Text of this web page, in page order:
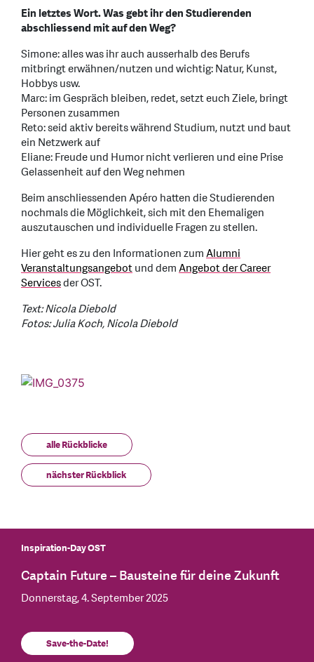
Ein letztes Wort. Was gebt ihr den Studierenden
abschliessend mit auf den Weg?
Simone: alles was ihr auch ausserhalb des Berufs
mitbringt erwähnen/nutzen und wichtig: Natur, Kunst,
Hobbys usw.
Marc: im Gespräch bleiben, redet, setzt euch Ziele, bringt
Personen zusammen
Reto: seid aktiv bereits während Studium, nutzt und baut
ein Netzwerk auf
Eliane: Freude und Humor nicht verlieren und eine Prise
Gelassenheit auf den Weg nehmen
Beim anschliessenden Apéro hatten die Studierenden
nochmals die Möglichkeit, sich mit den Ehemaligen
auszutauschen und individuelle Fragen zu stellen.
Hier geht es zu den Informationen zumAlumni
Veranstaltungsangebotund demAngebot der Career
Servicesder OST.
Text: Nicola Diebold
Fotos: Julia Koch, Nicola Diebold
alle Rückblicke
nächster Rückblick
Inspiration-Day OST
Captain Future – Bausteine für deine Zukunft
Donnerstag, 4. September 2025
Save-the-Date!